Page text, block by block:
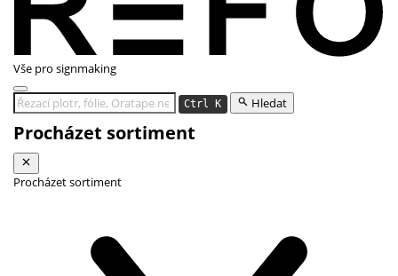
Vše pro signmaking
Ctrl K Hledat
Procházet sortiment
Procházet sortiment